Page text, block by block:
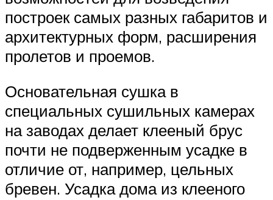
построек самых разных габаритов и
архитектурных форм, расширения
пролетов и проемов.
Основательная сушка в
специальных сушильных камерах
на заводах делает клееный брус
почти не подверженным усадке в
отличие от, например, цельных
бревен. Усадка дома из клееного